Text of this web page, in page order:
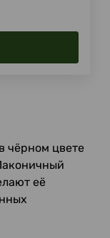
чёрном цвете
её